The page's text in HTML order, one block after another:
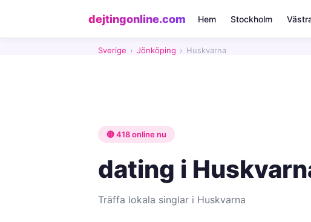
dejtingonline.com Hem Stockholm
Sverige › Jönköping › Huskvarna
🔴 418 online nu
dating i
Träffa lokala singlar i Huskvarna